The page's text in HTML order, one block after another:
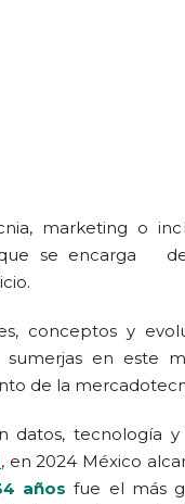
marketing o
se encarga de
conceptos y
en este
de la
tecnología
, en 2024 México
años fue el más